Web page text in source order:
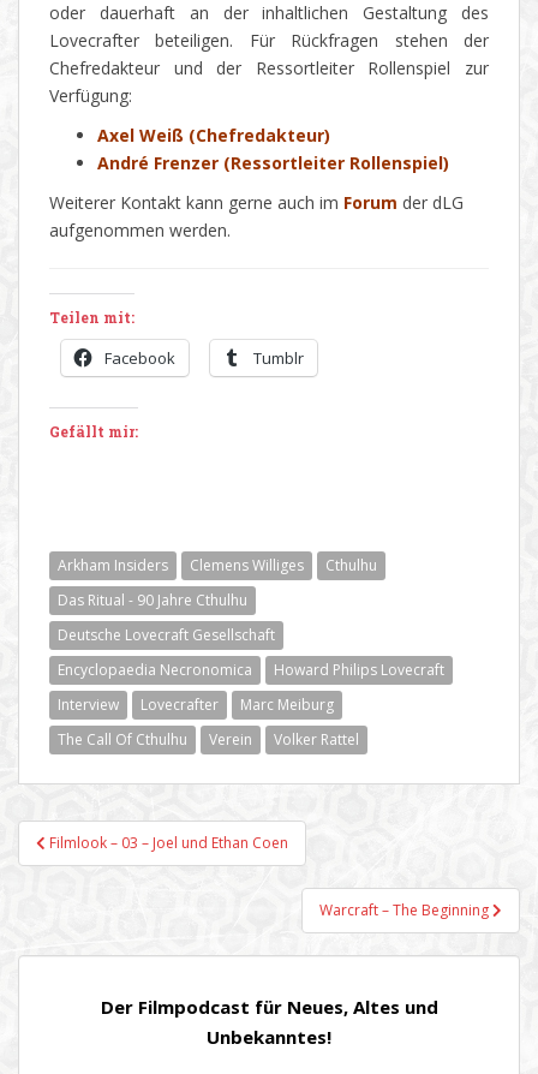
oder dauerhaft an der inhaltlichen Gestaltung des
Lovecrafter beteiligen. Für Rückfragen stehen der
Chefredakteur und der Ressortleiter Rollenspiel zur
Verfügung:
Axel Weiß (Chefredakteur)
André Frenzer (Ressortleiter Rollenspiel)
Weiterer Kontakt kann gerne auch im Forum der dLG
aufgenommen werden.
Teilen mit:
Facebook Tumblr
Gefällt mir:
Arkham Insiders Clemens Williges
Cthulhu
Das Ritual - 90 Jahre Cthulhu
Deutsche Lovecraft Gesellschaft
Encyclopaedia Necronomica
Howard Philips Lovecraft
Interview
Lovecrafter
Marc Meiburg
The Call Of Cthulhu
Verein Volker Rattel
Beitragsnavigation
Filmlook – 03 – Joel und Ethan Coen
Warcraft – The Beginning
Der Filmpodcast für Neues, Altes und
Unbekanntes!